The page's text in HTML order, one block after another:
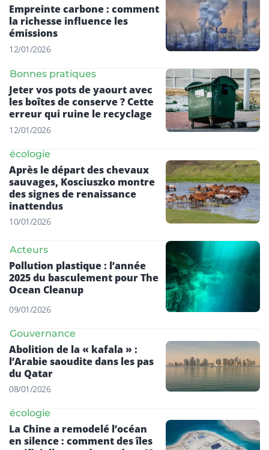
Empreinte carbone : comment
la richesse influence les
émissions
12/01/2026
Bonnes pratiques
Jeter vos pots de yaourt avec
les boîtes de conserve ? Cette
erreur qui ruine le recyclage
12/01/2026
écologie
Après le départ des chevaux
sauvages, Kosciuszko montre
des signes de renaissance
inattendus
10/01/2026
Acteurs
Pollution plastique : l’année
2025 du basculement pour The
Ocean Cleanup
09/01/2026
Gouvernance
Abolition de la « kafala » :
l’Arabie saoudite dans les pas
du Qatar
08/01/2026
écologie
La Chine a remodelé l’océan
en silence : comment des îles